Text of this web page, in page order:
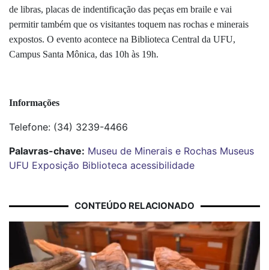
de libras, placas de indentificação das peças em braile e vai
permitir também que os visitantes toquem nas rochas e minerais
expostos. O evento acontece na Biblioteca Central da UFU,
Campus Santa Mônica, das 10h às 19h.
Informações
Telefone: (34) 3239-4466
Palavras-chave: Museu de Minerais e Rochas Museus
UFU Exposição Biblioteca acessibilidade
CONTEÚDO RELACIONADO